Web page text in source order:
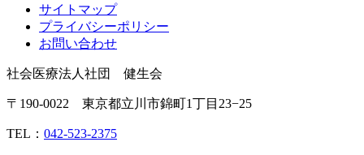
サイトマップ
プライバシーポリシー
お問い合わせ
社会医療法人社団 健生会
〒190-0022 東京都立川市錦町1丁目23−25
TEL： 042-523-2375